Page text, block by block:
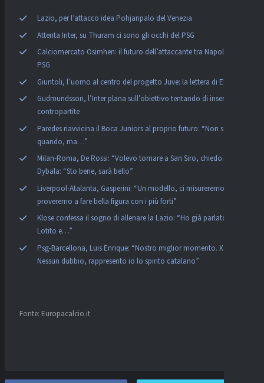
Lazio, per l’attacco idea Pohjanpalo del Venezia
Attenta Inter, su Thuram ci sono gli occhi del PSG
Calciomercato Osimhen: il futuro dell’attaccante tra Napoli e
PSG
Giuntoli, l’uomo al centro del progetto Juve: la lettera di Elkann
Gudmundsson, l’Inter plana sull’obiettivo tentando di inserire tre
contropartite
Paredes riavvicina il Boca Juniors al proprio futuro: “Non so
quando, ma…”
Milan-Roma, De Rossi: “Volevo tornare a San Siro, chiedo…”
Dybala: “Sto bene, sarà bello”
Liverpool-Atalanta, Gasperini: “Un modello, ci misureremo e
proveremo a fare bella figura con i più forti”
Klose confessa il sogno di allenare la Lazio: “Ho già parlato con
Lotito e…”
Psg-Barcellona, Luis Enrique: “Nostro miglior momento. Xavi?
Nessun dubbio, rappresento io lo spirito catalano”
Fonte: Europacalcio.it